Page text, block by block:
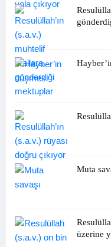
Muta
üzerine